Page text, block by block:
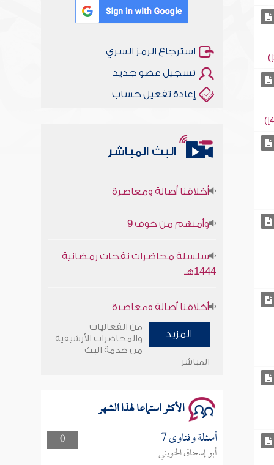
استرجاع الرمز السري
تسجيل عضو جديد
إعادة تفعيل حساب
البث المباشر
1444هـ
سلسلة محاضرات نفحات رمضانية
1444هـ
المزيد
من الفعاليات
والمحاضرات الأرشيفية
من خدمة البث
المباشر
الأكثر استماعا لهذا الشهر
0 أسئلة وفتاوى 7
أبو إسحاق الحويني